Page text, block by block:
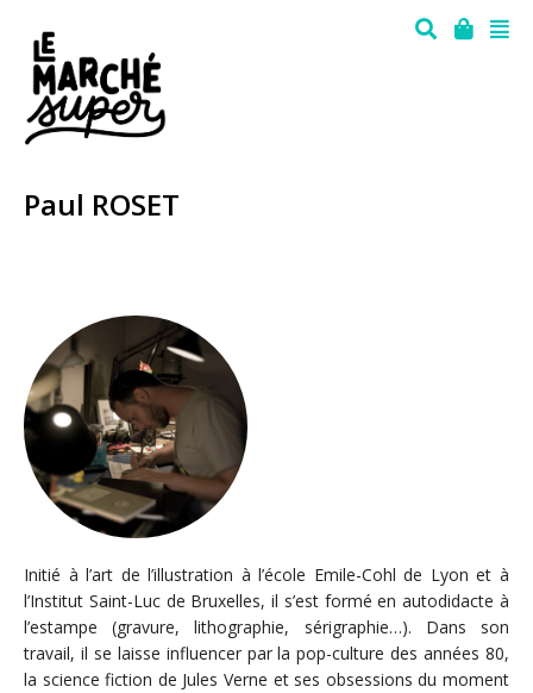
Paul ROSET
Initié à l’art de l’illustration à l’école Emile-Cohl de Lyon et à
l’Institut Saint-Luc de Bruxelles, il s’est formé en autodidacte à
l’estampe (gravure, lithographie, sérigraphie…). Dans son
travail, il se laisse influencer par la pop-culture des années 80,
la science fiction de Jules Verne et ses obsessions du moment